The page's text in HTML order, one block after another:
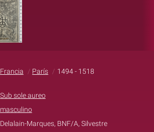
Francia París 1494 - 1518
Sub sole aureo
masculino
Delalain-Marques, BNF/A, Silvestre